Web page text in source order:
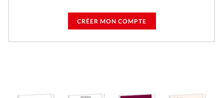
CRÉER MON COMPTE